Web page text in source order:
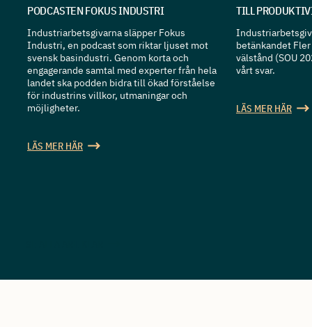
PODCASTEN FOKUS INDUSTRI
Industriarbetsgivarna släpper Fokus
Industri, en podcast som riktar ljuset mot
svensk basindustri. Genom korta och
engagerande samtal med experter från hela
landet ska podden bidra till ökad förståelse
för industrins villkor, utmaningar och
möjligheter.
LÄS MER HÄR
TILL
betänkandet
välstånd (SOU
vårt svar.
LÄS MER HÄR